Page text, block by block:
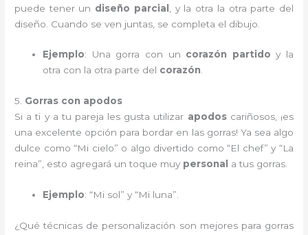
puede tener un diseño parcial , y la otra la otra parte del
diseño. Cuando se ven juntas, se completa el dibujo.
Ejemplo: Una gorra con un corazón partido y la
otra con la otra parte del corazón.
5. Gorras con apodos
Si a ti y a tu pareja les gusta utilizar apodoscariñosos, ¡es
una excelente opción para bordar en las gorras! Ya sea algo
dulce como “Mi cielo” o algo divertido como “El chef” y “La
reina”, esto agregará un toque muy personal a tus gorras.
Ejemplo: “Mi sol” y “Mi luna”.
¿Qué técnicas de personalización son mejores para gorras